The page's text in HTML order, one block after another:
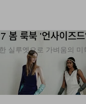
실루엣으로 가벼움의 미